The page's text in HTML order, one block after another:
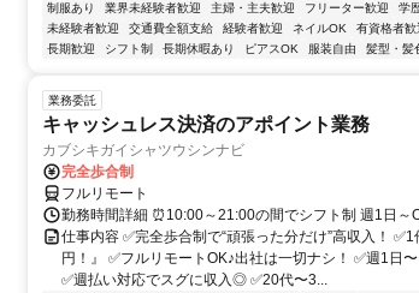
制服あり 業界未経験者歓迎 主婦・主夫歓迎 フリーター歓迎 学
未経験者歓迎
交通費全額支給 経験者歓迎 ネイルOK 有資格者歓
長期歓迎
シフト制 長期休暇あり ピアスOK 服装自由 髪型・髪
業務委託
キャッシュレス決済のアポイント業務
カブシキガイシャツウシンナビ
完全歩合制
フルリモート
勤務時間詳細 ⏰10:00～21:00の間でシフト制 週1日～
仕事内容 ✅完全歩合制で“頑張った分だけ”高収入！
円！』 ✅フルリモートOK♪出社は一切ナシ！ ✅週1日
✅週払い対応でスグに収入◎ ✅20代〜3...